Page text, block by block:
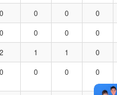
0 0 0 0
0 0 0 0
2 1 1 0
0 0 0 0